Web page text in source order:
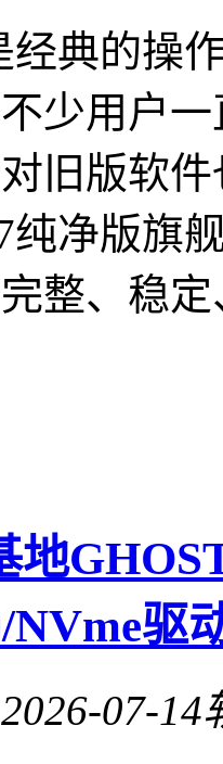
经典的操
少用户
旧版软
纯净版旗
整、稳
地
NVme驱
2026-07-14